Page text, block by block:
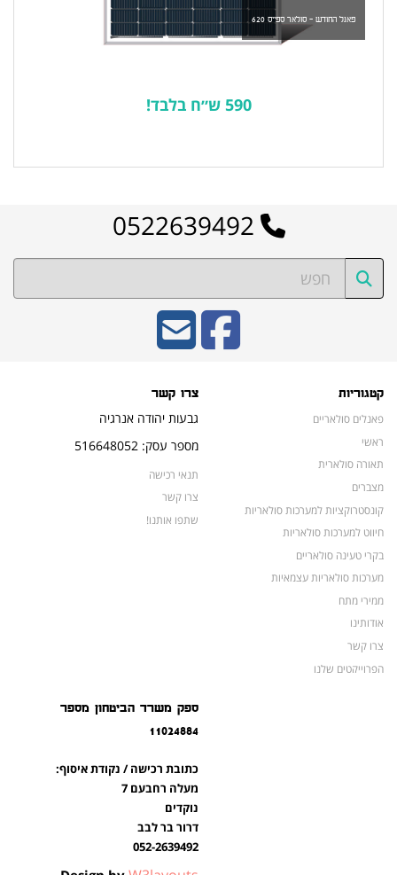
פאנל החודש - סולאר ספייס 620
590 ש״ח בלבד!
קטגוריות
פאנלים סולאריים
ראשי
תאורה סולארית
מצברים
קונסטרוקציות למערכות סולאריות
חיווט למערכות סולאריות
בקרי טעינה סולאריים
מערכות סולאריות עצמאיות
ממירי מתח
אודותינו
צרו קשר
הפרוייקטים שלנו
צרו קשר
גבעות יהודה אנרגיה
מספר עסק: 516648052
תנאי רכישה
צרו קשר
שתפו אותנו!
ספק משרד הביטחון מספר
11024884
כתובת רכישה / נקודת איסוף:
מעלה רחבעם 7
נוקדים
דרור בר לבב
052-2639492